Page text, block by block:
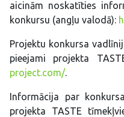
aicinām noskatīties
konkursu (angļu valodā):
Projektu konkursa
pieejami projekta
project.com/.
Informācija par
projekta TASTE